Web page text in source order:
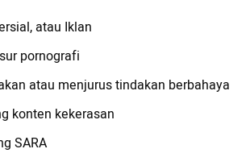
atau Iklan
pornografi
atau menjurus tindakan berbahaya
konten kekerasan
SARA